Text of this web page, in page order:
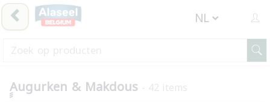
ِِِAugurken & Makdous - 42 items